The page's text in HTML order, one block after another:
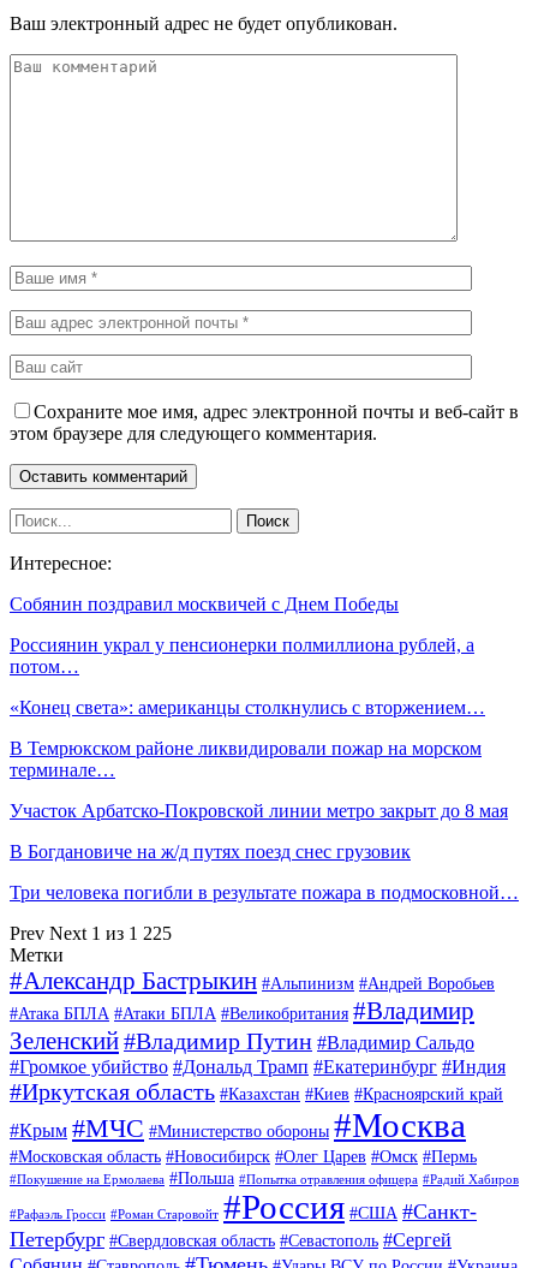
Ваш электронный адрес не будет опубликован.
Сохраните мое имя, адрес электронной почты и веб-сайт в
этом браузере для следующего комментария.
Интересное:
Собянин поздравил москвичей с Днем Победы
Россиянин украл у пенсионерки полмиллиона рублей, а
потом…
«Конец света»: американцы столкнулись с вторжением…
В Темрюкском районе ликвидировали пожар на морском
терминале…
Участок Арбатско-Покровской линии метро закрыт до 8 мая
В Богдановиче на ж/д путях поезд снес грузовик
Три человека погибли в результате пожара в подмосковной…
Prev Next 1 из 1 225
Метки
#Александр Бастрыкин #Альпинизм #Андрей Воробьев
#Атака БПЛА #Атаки БПЛА #Великобритания #Владимир
Зеленский#Владимир Путин #Владимир Сальдо
#Громкое убийство #Дональд Трамп #Екатеринбург #Индия
#Иркутская область #Казахстан #Киев #Красноярский край
#Крым #МЧС #Министерство обороны #Москва
#Московская область #Новосибирск #Олег Царев #Омск #Пермь
#Покушение на Ермолаева #Польша #Попытка отравления офицера #Радий Хабиров
#Рафаэль Гросси #Роман Старовойт #Россия #США #Санкт-
Петербург #Свердловская область #Севастополь #Сергей